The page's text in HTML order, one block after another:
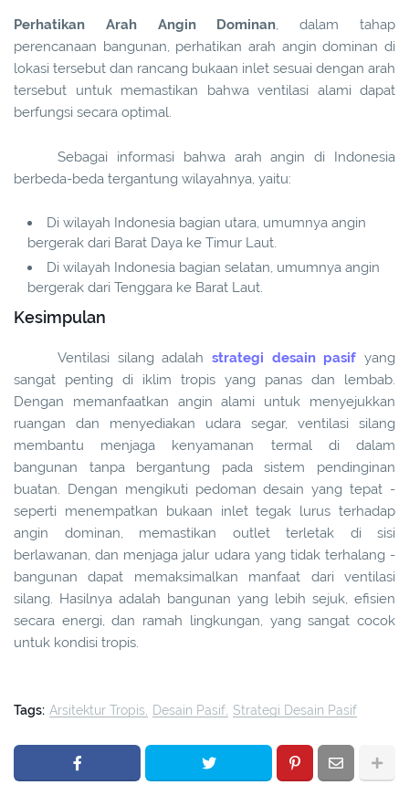
Perhatikan Arah Angin Dominan, dalam tahap
perencanaan bangunan, perhatikan arah angin dominan di
lokasi tersebut dan rancang bukaan inlet sesuai dengan arah
tersebut untuk memastikan bahwa ventilasi alami dapat
berfungsi secara optimal.
Sebagai informasi bahwa arah angin di Indonesia
berbeda-beda tergantung wilayahnya, yaitu:
Di wilayah Indonesia bagian utara, umumnya angin
bergerak dari Barat Daya ke Timur Laut.
Di wilayah Indonesia bagian selatan, umumnya angin
bergerak dari Tenggara ke Barat Laut.
Kesimpulan
Ventilasi silang adalah strategi desain pasif yang
sangat penting di iklim tropis yang panas dan lembab.
Dengan memanfaatkan angin alami untuk menyejukkan
ruangan dan menyediakan udara segar, ventilasi silang
membantu menjaga kenyamanan termal di dalam
bangunan tanpa bergantung pada sistem pendinginan
buatan. Dengan mengikuti pedoman desain yang tepat -
seperti menempatkan bukaan inlet tegak lurus terhadap
angin dominan, memastikan outlet terletak di sisi
berlawanan, dan menjaga jalur udara yang tidak terhalang -
bangunan dapat memaksimalkan manfaat dari ventilasi
silang. Hasilnya adalah bangunan yang lebih sejuk, efisien
secara energi, dan ramah lingkungan, yang sangat cocok
untuk kondisi tropis.
Tags: Arsitektur Tropis Desain Pasif Strategi Desain Pasif